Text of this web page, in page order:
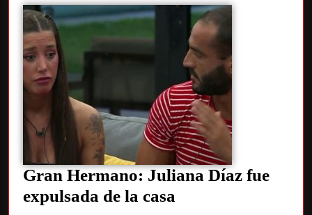
Gran Hermano: Juliana Díaz fue
expulsada de la casa